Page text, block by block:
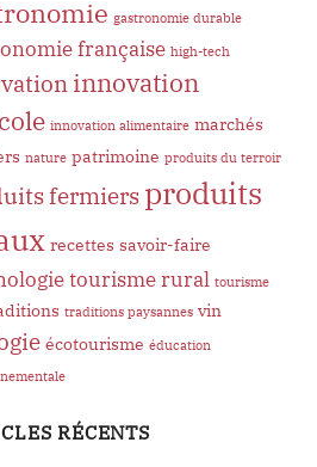
gastronomie durable
française high-tech
innovation
innovation alimentaire marchés
nature patrimoine produits du terroir
fermiers produits
recettes savoir-faire
tourisme rural tourisme
traditions paysannes vin
écotourisme éducation
RÉCENTS